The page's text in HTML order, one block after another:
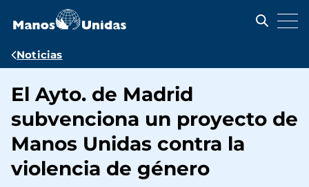
contenido
Ruta
navegación
Noticias
El Ayto. de Madrid
subvenciona un proyecto de
Manos Unidas contra la
violencia de género